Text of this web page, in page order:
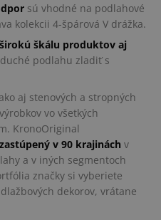
sú vhodné na podlahové
kolekcii 4-špárová V drážka.
škálu produktov aj
podlahu zladiť s
aj stenových a stropných
vo všetkých
KronoOriginal
v 90 krajinách v
a v iných segmentoch
značky si vyberiete
dekorov, vrátane